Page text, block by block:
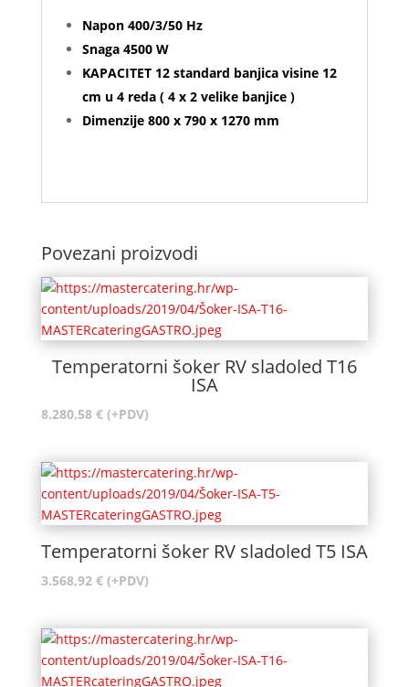
Napon 400/3/50 Hz
Snaga 4500 W
KAPACITET 12 standard banjica visine 12
cm u 4 reda ( 4 x 2 velike banjice )
Dimenzije 800 x 790 x 1270 mm
Povezani proizvodi
Temperatorni šoker RV sladoled T16
ISA
8.280,58 € (+PDV)
Temperatorni šoker RV sladoled T5 ISA
3.568,92 € (+PDV)